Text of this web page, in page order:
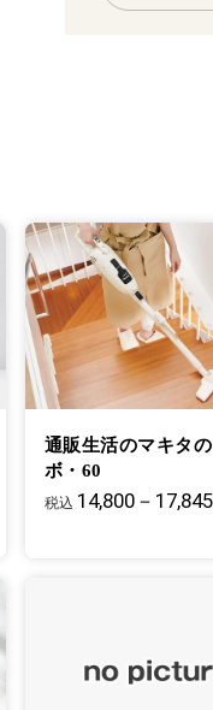
通販生活のマキタ
ボ・60
税込 14,800－17,845